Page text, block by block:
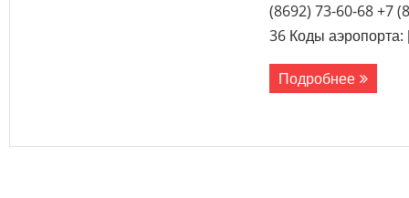
(8692) 73-60-68 +7
36 Коды
Подробнее